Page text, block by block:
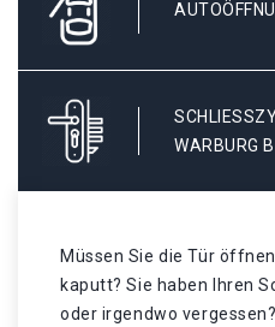
ARBURG
Müssen Sie die Tür
kaputt? Sie haben Ihren
oder irgendwo